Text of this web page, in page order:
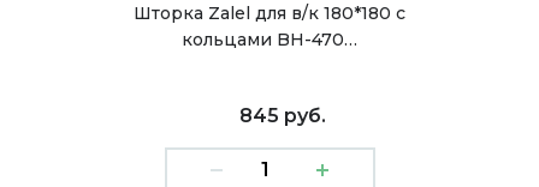
Шторка Zalel для в/к 180*180 c
кольцами BH-470…
845 руб.